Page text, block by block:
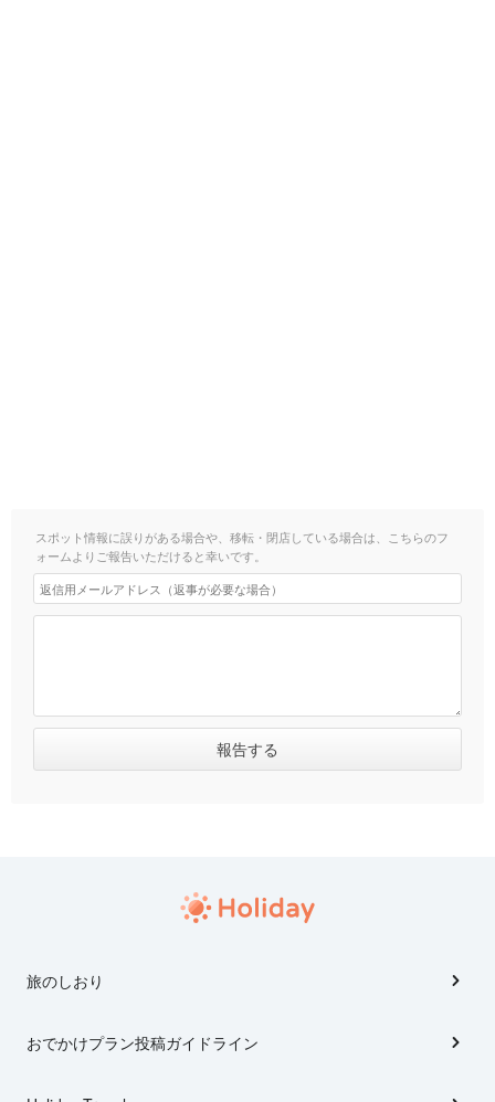
スポット情報に誤りがある場合や、移転・閉店している場合は、こちらのフ
ォームよりご報告いただけると幸いです。
旅のしおり
おでかけプラン投稿ガイドライン